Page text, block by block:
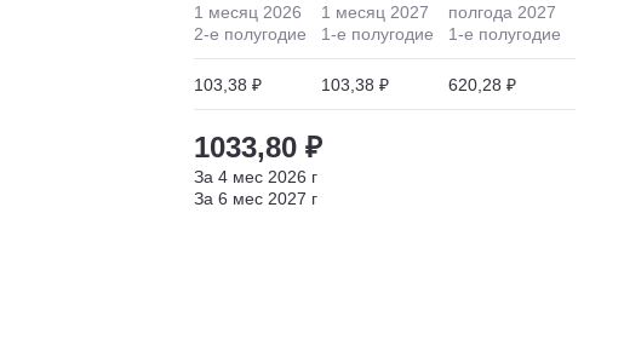
1 месяц 2026
2-е полугодие
103,38 ₽
1 месяц 2027
1-е полугодие
103,38 ₽
полгода 2027
1-е полугодие
620,28 ₽
1033,80 ₽
За 4 мес 2026 г
За 6 мес 2027 г